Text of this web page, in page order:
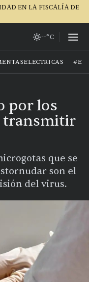
EN LA FISCALÍA DE
--°C
por los
transmitir
que se
son el
del virus.